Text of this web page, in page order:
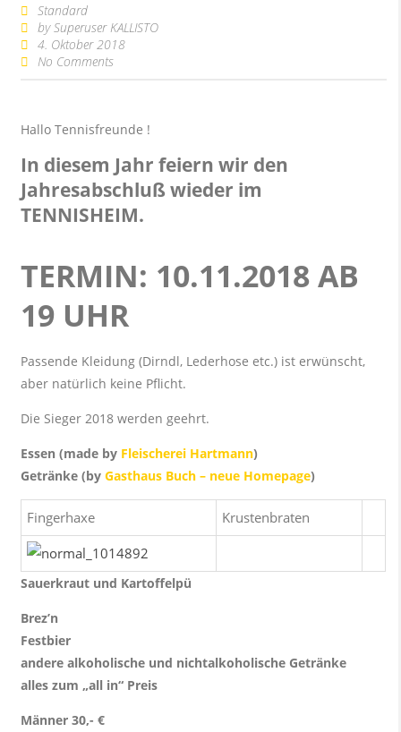
Standard
bySuperuser KALLISTO
4. Oktober 2018
No Comments
Hallo Tennisfreunde !
In diesem Jahr feiern wir den
Jahresabschluß wieder im
TENNISHEIM.
TERMIN: 10.11.2018 AB
19 UHR
Passende Kleidung (Dirndl, Lederhose etc.) ist erwünscht,
aber natürlich keine Pflicht.
Die Sieger 2018 werden geehrt.
Essen (made by Fleischerei Hartmann)
Getränke (byGasthaus Buch – neue Homepage)
Fingerhaxe Krustenbraten
Sauerkraut und Kartoffelpü
Brez’n
Festbier
andere alkoholische und nichtalkoholische Getränke
alles zum „all in“ Preis
Männer 30,- €